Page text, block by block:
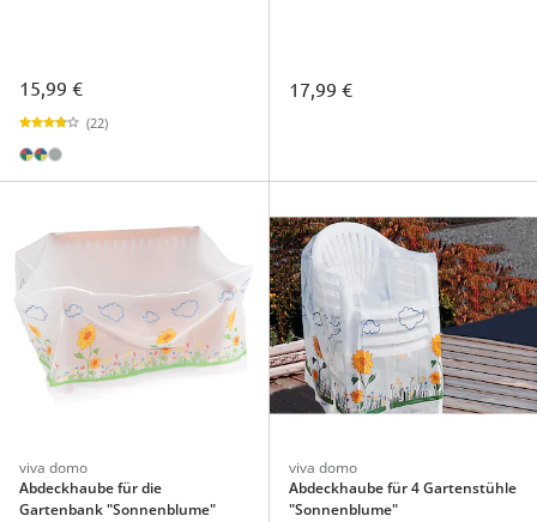
15,99 €
(22)
17,99 €
viva domo
Abdeckhaube für die
Gartenbank "Sonnenblume"
viva domo
Abdeckhaube für 4 Gartenstühle
"Sonnenblume"